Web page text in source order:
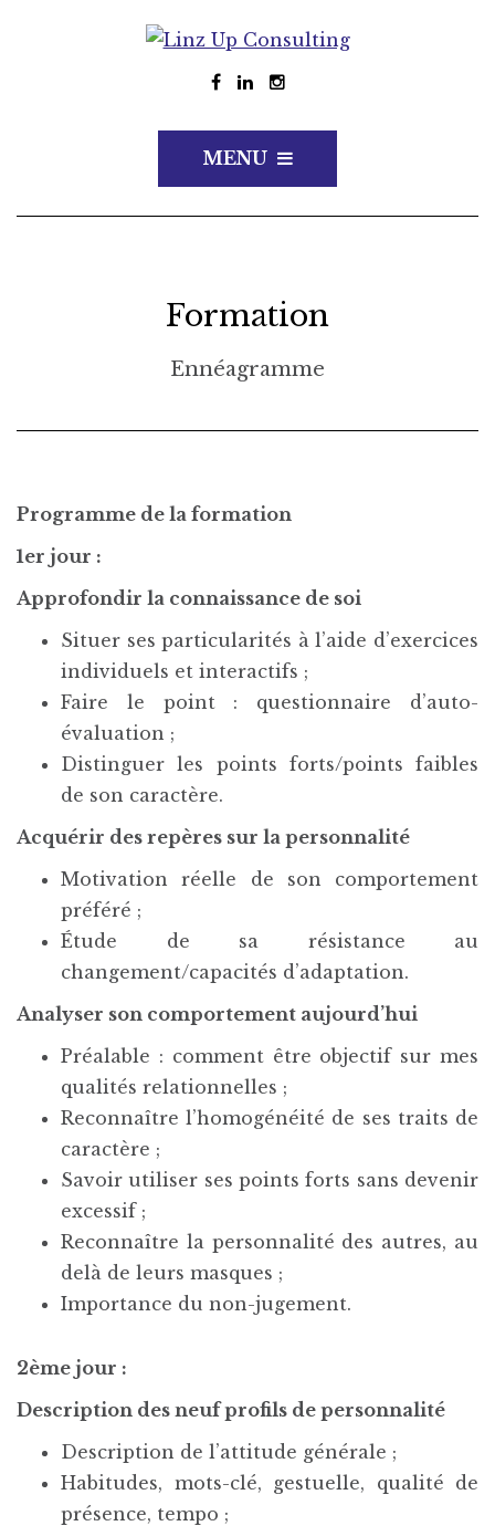
MENU
Formation
Ennéagramme
Programme de la formation
1er jour :
Approfondir la connaissance de soi
Situer ses particularités à l’aide d’exercices
individuels et interactifs ;
Faire le point : questionnaire d’auto-
évaluation ;
Distinguer les points forts/points faibles
de son caractère.
Acquérir des repères sur la personnalité
Motivation réelle de son comportement
préféré ;
Étude de sa résistance au
changement/capacités d’adaptation.
Analyser son comportement aujourd’hui
Préalable : comment être objectif sur mes
qualités relationnelles ;
Reconnaître l’homogénéité de ses traits de
caractère ;
Savoir utiliser ses points forts sans devenir
excessif ;
Reconnaître la personnalité des autres, au
delà de leurs masques ;
Importance du non-jugement.
2ème jour :
Description des neuf profils de personnalité
Description de l’attitude générale ;
Habitudes, mots-clé, gestuelle, qualité de
présence, tempo ;